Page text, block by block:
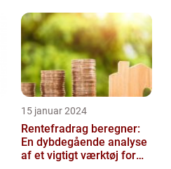
15 januar 2024
Rentefradrag beregner:
En dybdegående analyse
af et vigtigt værktøj for